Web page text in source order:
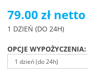
79.00 zł netto
1 DZIEŃ (DO 24H)
OPCJE WYPOŻYCZENIA: